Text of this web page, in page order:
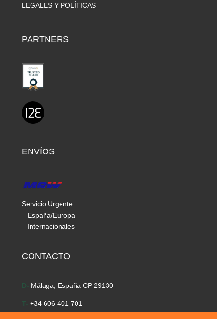
LEGALES Y POLÍTICAS
PARTNERS
ENVÍOS
Servicio Urgente:
– España/Europa
– Internacionales
CONTACTO
D- Málaga, España CP:29130
T- +34 606 401 701